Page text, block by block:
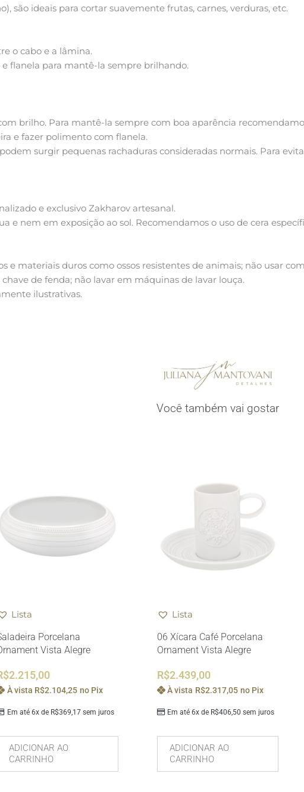
são ideais para cortar suavemente frutas, carnes, verduras, etc.
o cabo e a lâmina.
flanela para mantê-la sempre brilhando.
brilho. Para mantê-la sempre com boa aparência
e fazer polimento com flanela.
surgir pequenas rachaduras consideradas normais. Para
e exclusivo Zakharov artesanal.
e nem em exposição ao sol. Recomendamos o uso de cera
e materiais duros como ossos resistentes de animais; não usar
de fenda; não lavar em máquinas de lavar louça.
ilustrativas.
Você também vai gostar
Lista
Porcelana
Vista Alegre
2.215,00
Em até 6x de R$369,17sem juros
À vista R$2.104,25 no Pix
ADICIONAR AO
CARRINHO
Lista
06 Xícara Café Porcelana
Ornament Vista Alegre
R$2.439,00
Em até 6x de R$406,50 sem juros
À vista R$2.317,05 no Pix
ADICIONAR AO
CARRINHO